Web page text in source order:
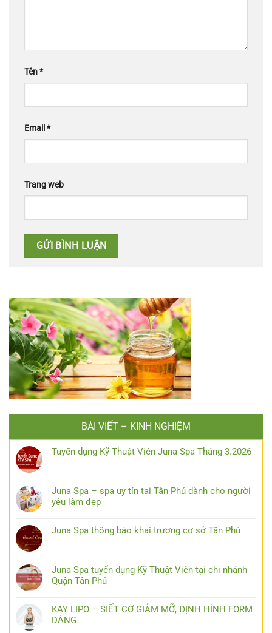
Tên*
Email *
Trang web
BÀI VIẾT – KINH NGHIỆM
Tuyển dụng Kỹ Thuật Viên Juna Spa Tháng 3.2026
Juna Spa – spa uy tín tại Tân Phú dành cho người
yêu làm đẹp
Juna Spa thông báo khai trương cơ sở Tân Phú
Juna Spa tuyển dụng Kỹ Thuật Viên tại chi nhánh
Quận Tân Phú
KAY LIPO – SIẾT CƠ GIẢM MỠ, ĐỊNH HÌNH FORM
DÁNG